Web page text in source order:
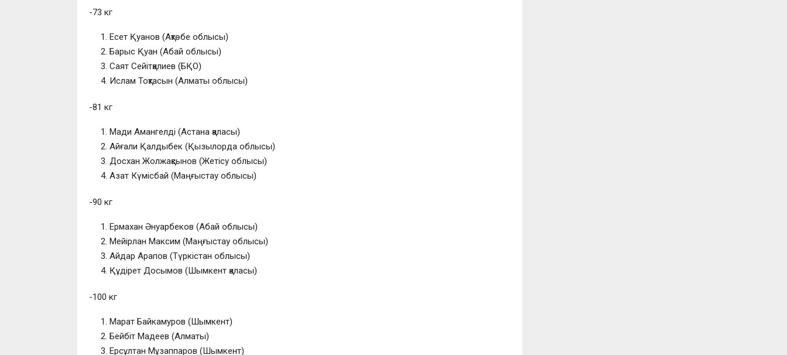
-73 кг
Есет Қуанов (Ақтөбе облысы)
Барыс Қуан (Абай облысы)
Саят Сейітқалиев (БҚО)
Ислам Тоқтасын (Алматы облысы)
-81 кг
Мади Амангелді (Астана қаласы)
Айғали Қалдыбек (Қызылорда облысы)
Досхан Жолжақсынов (Жетісу облысы)
Азат Күмісбай (Маңғыстау облысы)
-90 кг
Ермахан Әнуарбеков (Абай облысы)
Мейірлан Максим (Маңғыстау облысы)
Айдар Арапов (Түркістан облысы)
Құдірет Досымов (Шымкент қаласы)
-100 кг
Марат Байкамуров (Шымкент)
Бейбіт Мадеев (Алматы)
Ерсұлтан Мұзаппаров (Шымкент)